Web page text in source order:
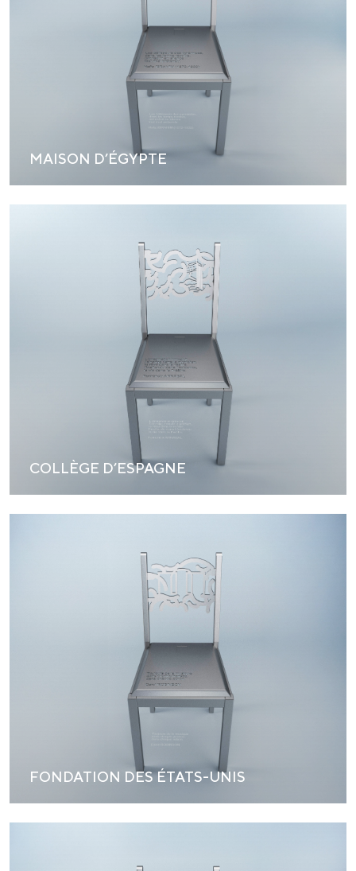
MAISON D’ÉGYPTE
COLLÈGE D’ESPAGNE
FONDATION DES ÉTATS-UNIS